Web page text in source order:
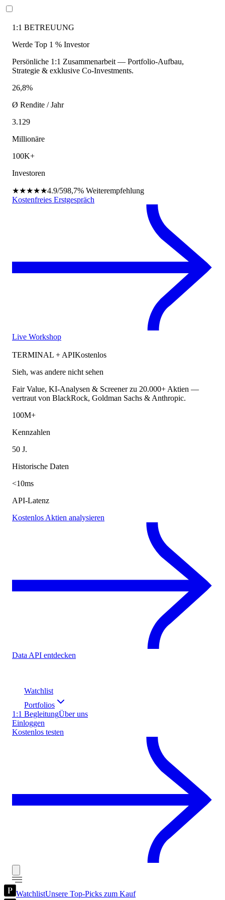
1:1 BETREUUNG
Werde Top 1 % Investor
Persönliche 1:1 Zusammenarbeit — Portfolio-Aufbau,
Strategie & exklusive Co-Investments.
26,8%
Ø Rendite / Jahr
3.129
Millionäre
100K+
Investoren
★★★★★4.9/598,7% Weiterempfehlung
Kostenfreies Erstgespräch
Live Workshop
TERMINAL + APIKostenlos
Sieh, was andere nicht sehen
Fair Value, KI-Analysen & Screener zu 20.000+ Aktien —
vertraut von BlackRock, Goldman Sachs & Anthropic.
100M+
Kennzahlen
50 J.
Historische Daten
<10ms
API-Latenz
Kostenlos Aktien analysieren
Data API entdecken
Watchlist
Portfolios
1:1 BegleitungÜber uns
Einloggen
Kostenlos testen
WatchlistUnsere Top-Picks zum Kauf